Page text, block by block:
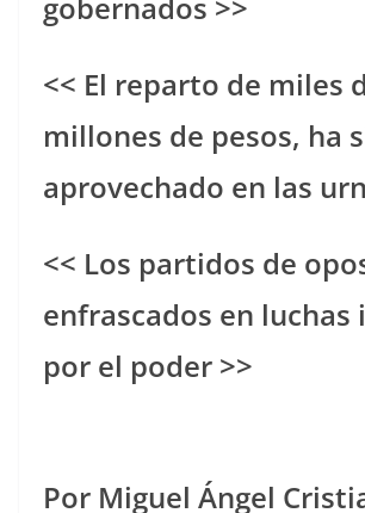
<< El reparto de miles
millones de pesos, ha
aprovechado en las
<< Los partidos de
enfrascados en luchas
por el poder >>
Por Miguel Ángel